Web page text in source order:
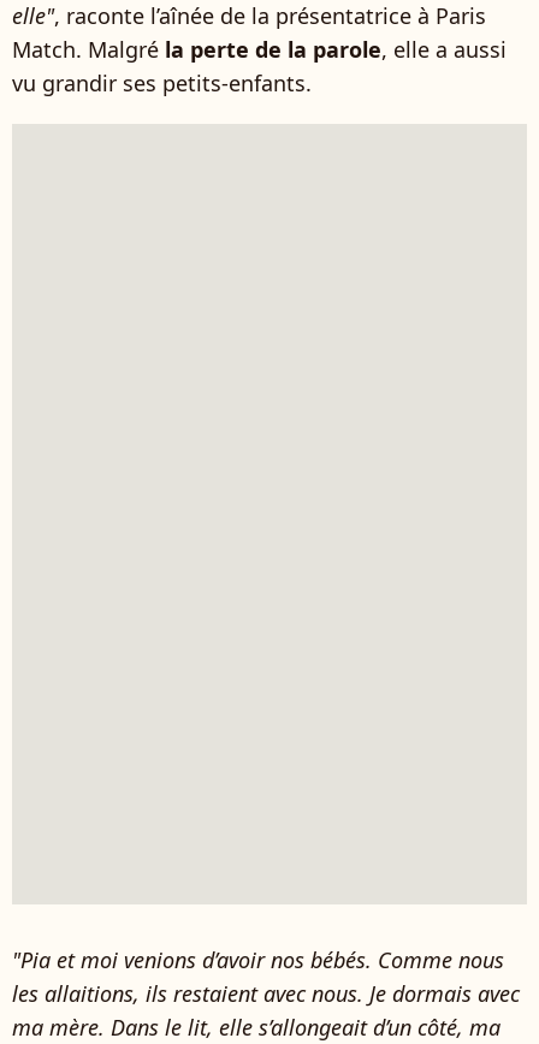
elle", raconte l’aînée de la présentatrice à Paris
Match. Malgré la perte de la parole, elle a aussi
vu grandir ses petits-enfants.
"Pia et moi venions d’avoir nos bébés. Comme nous
les allaitions, ils restaient avec nous. Je dormais avec
ma mère. Dans le lit, elle s’allongeait d’un côté, ma